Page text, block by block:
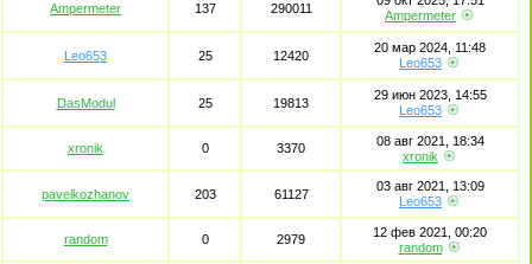
Ampermeter 137 290011
Ampermeter
Leo653 25 12420
20 мар 2024, 11:48
Leo653
DasModul 25 19813
29 июн 2023, 14:55
Leo653
xronik 0 3370
08 авг 2021, 18:34
xronik
pavelkozhanov 203 61127
03 авг 2021, 13:09
Leo653
random 0 2979
12 фев 2021, 00:20
random